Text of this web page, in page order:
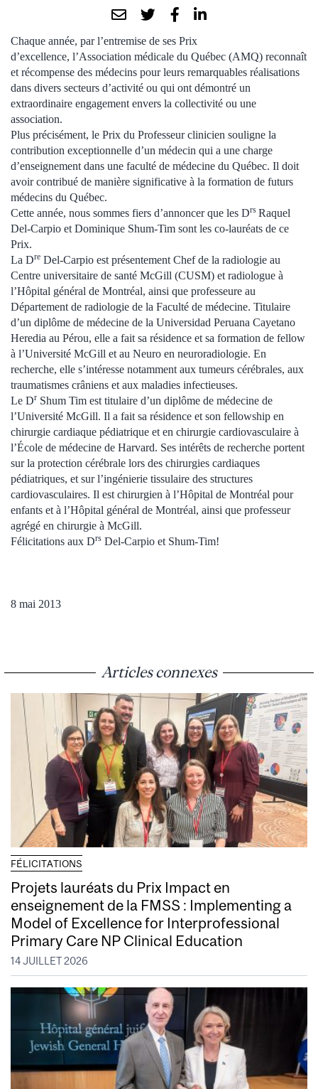
Chaque année, par l’entremise de ses Prix
d’excellence, l’Association médicale du Québec (AMQ) reconnaît
et récompense des médecins pour leurs remarquables réalisations
dans divers secteurs d’activité ou qui ont démontré un
extraordinaire engagement envers la collectivité ou une
association.
Plus précisément, le Prix du Professeur clinicien souligne la
contribution exceptionnelle d’un médecin qui a une charge
d’enseignement dans une faculté de médecine du Québec. Il doit
avoir contribué de manière significative à la formation de futurs
médecins du Québec.
Cette année, nous sommes fiers d’annoncer que les Drs Raquel
Del-Carpio et Dominique Shum-Tim sont les co-lauréats de ce
Prix.
La Dre Del-Carpio est présentement Chef de la radiologie au
Centre universitaire de santé McGill (CUSM) et radiologue à
l’Hôpital général de Montréal, ainsi que professeure au
Département de radiologie de la Faculté de médecine. Titulaire
d’un diplôme de médecine de la Universidad Peruana Cayetano
Heredia au Pérou, elle a fait sa résidence et sa formation de fellow
à l’Université McGill et au Neuro en neuroradiologie. En
recherche, elle s’intéresse notamment aux tumeurs cérébrales, aux
traumatismes crâniens et aux maladies infectieuses.
Le Dr Shum Tim est titulaire d’un diplôme de médecine de
l’Université McGill. Il a fait sa résidence et son fellowship en
chirurgie cardiaque pédiatrique et en chirurgie cardiovasculaire à
l’École de médecine de Harvard. Ses intérêts de recherche portent
sur la protection cérébrale lors des chirurgies cardiaques
pédiatriques, et sur l’ingénierie tissulaire des structures
cardiovasculaires. Il est chirurgien à l’Hôpital de Montréal pour
enfants et à l’Hôpital général de Montréal, ainsi que professeur
agrégé en chirurgie à McGill.
Félicitations aux Drs Del-Carpio et Shum-Tim!
8 mai 2013
Articles connexes
FÉLICITATIONS
Projets lauréats du Prix Impact en
enseignement de la FMSS : Implementing a
Model of Excellence for Interprofessional
Primary Care NP Clinical Education
14 JUILLET 2026